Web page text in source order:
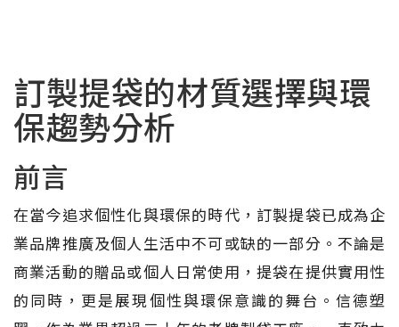
訂製提袋的材質選擇與環
保趨勢分析
前言
在當今追求個性化與環保的時代，訂製提袋已成為企
業品牌推廣及個人生活中不可或缺的一部分。不論是
商業活動的贈品或個人日常使用，提袋在提供實用性
的同時，更是展現個性與環保意識的舞台。信德塑